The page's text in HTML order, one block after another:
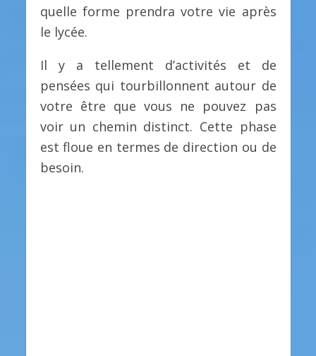
quelle forme prendra votre vie après
le lycée.
Il y a tellement d’activités et de
pensées qui tourbillonnent autour de
votre être que vous ne pouvez pas
voir un chemin distinct. Cette phase
est floue en termes de direction ou de
besoin.